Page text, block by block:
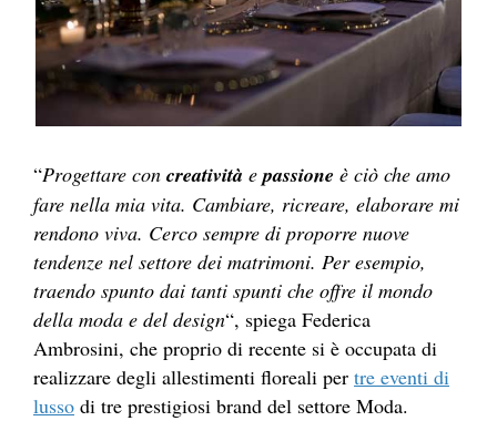
“Progettare con creatività epassione è ciò che amo
fare nella mia vita. Cambiare, ricreare, elaborare mi
rendono viva. Cerco sempre di proporre nuove
tendenze nel settore dei matrimoni. Per esempio,
traendo spunto dai tanti spunti che offre il mondo
della moda e del design“, spiega Federica
Ambrosini, che proprio di recente si è occupata di
realizzare degli allestimenti floreali per tre eventi di
lusso di tre prestigiosi brand del settore Moda.